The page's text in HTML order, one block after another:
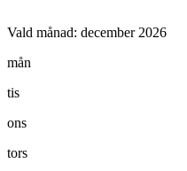
Vald månad: december 2026
mån
tis
ons
tors